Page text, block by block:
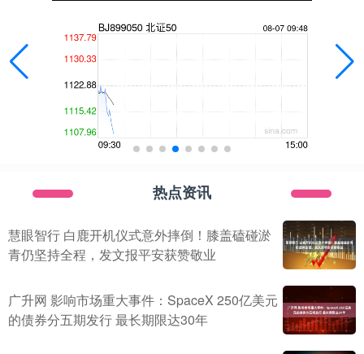
热点资讯
慧眼智行 白鹿开机仪式意外摔倒！膝盖磕碰淤
青仍坚持全程，发文报平安获赞敬业
广升网 影响市场重大事件：SpaceX 250亿美元
的债券分五期发行 最长期限达30年